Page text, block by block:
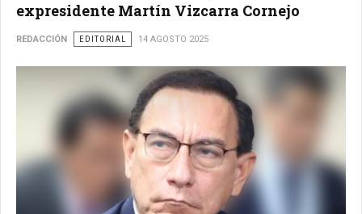
expresidente Martín Vizcarra Cornejo
REDACCIÓN EDITORIAL 14 AGOSTO 2025